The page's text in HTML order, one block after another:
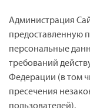
Администрация
предоставленную
персональные
требований
Федерации (в том
пресечения
пользователей).